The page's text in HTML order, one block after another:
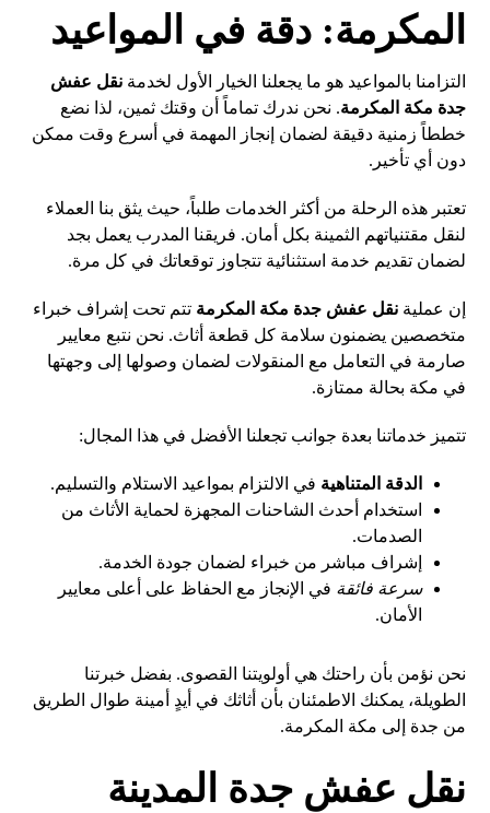
المكرمة: دقة في المواعيد
التزامنا بالمواعيد هو ما يجعلنا الخيار الأول لخدمةنقل عفش
جدة مكة المكرمة. نحن ندرك تماماً أن وقتك ثمين، لذا نضع
خططاً زمنية دقيقة لضمان إنجاز المهمة في أسرع وقت ممكن
دون أي تأخير.
تعتبر هذه الرحلة من أكثر الخدمات طلباً، حيث يثق بنا العملاء
لنقل مقتنياتهم الثمينة بكل أمان. فريقنا المدرب يعمل بجد
لضمان تقديم خدمة استثنائية تتجاوز توقعاتك في كل مرة.
إن عمليةنقل عفش جدة مكة المكرمة تتم تحت إشراف خبراء
متخصصين يضمنون سلامة كل قطعة أثاث. نحن نتبع معايير
صارمة في التعامل مع المنقولات لضمان وصولها إلى وجهتها
في مكة بحالة ممتازة.
تتميز خدماتنا بعدة جوانب تجعلنا الأفضل في هذا المجال:
الدقة المتناهية في الالتزام بمواعيد الاستلام والتسليم.
استخدام أحدث الشاحنات المجهزة لحماية الأثاث من
الصدمات.
إشراف مباشر من خبراء لضمان جودة الخدمة.
سرعة فائقة في الإنجاز مع الحفاظ على أعلى معايير
الأمان.
نحن نؤمن بأن راحتك هي أولويتنا القصوى. بفضل خبرتنا
الطويلة، يمكنك الاطمئنان بأن أثاثك في أيدٍ أمينة طوال الطريق
من جدة إلى مكة المكرمة.
نقل عفش جدة المدينة